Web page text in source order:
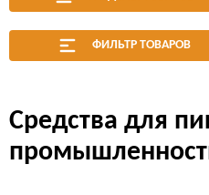
ФИЛЬТР ТОВАРОВ
Средства для